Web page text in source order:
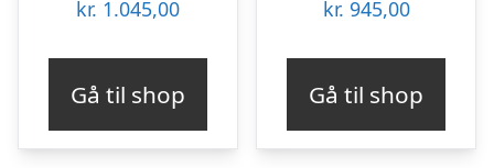
kr. 1.045,00
Gå til shop
kr. 945,00
Gå til shop